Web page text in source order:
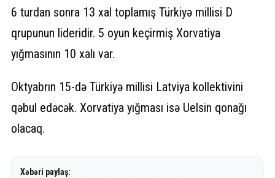
6 turdan sonra 13 xal toplamış Türkiyə millisi D
qrupunun lideridir. 5 oyun keçirmiş Xorvatiya
yığmasının 10 xalı var.
Oktyabrın 15-də Türkiyə millisi Latviya kollektivini
qəbul edəcək. Xorvatiya yığması isə Uelsin qonağı
olacaq.
Xəbəri paylaş: